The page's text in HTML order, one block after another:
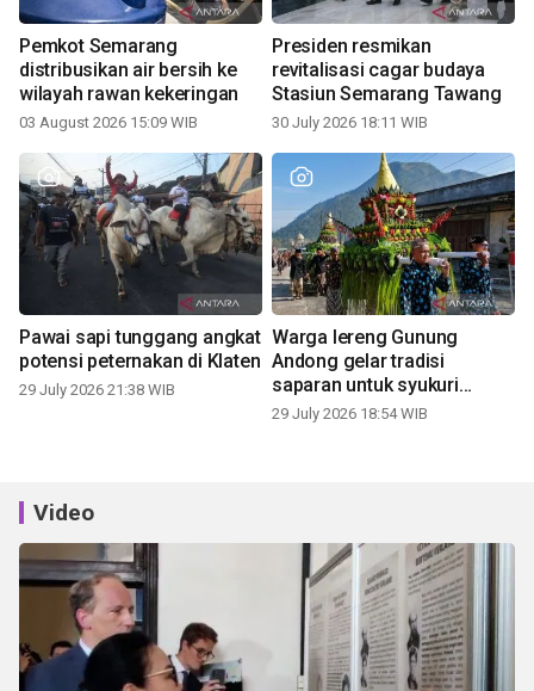
Pemkot Semarang
distribusikan air bersih ke
wilayah rawan kekeringan
03 August 2026 15:09 WIB
Presiden resmikan
revitalisasi cagar budaya
Stasiun Semarang Tawang
30 July 2026 18:11 WIB
Pawai sapi tunggang angkat
potensi peternakan di Klaten
29 July 2026 21:38 WIB
Warga lereng Gunung
Andong gelar tradisi
saparan untuk syukuri
panen
29 July 2026 18:54 WIB
Video